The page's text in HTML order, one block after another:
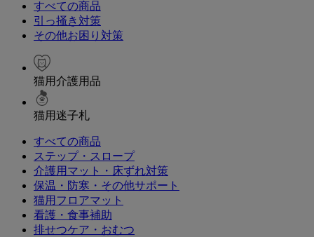
すべての商品
引っ掻き対策
その他お困り対策
猫用介護用品
猫用迷子札
すべての商品
ステップ・スロープ
介護用マット・床ずれ対策
保温・防寒・その他サポート
猫用フロアマット
看護・食事補助
排せつケア・おむつ